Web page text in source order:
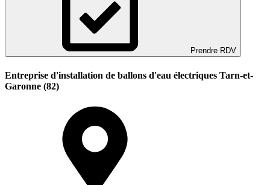
Prendre RDV
Entreprise d'installation de ballons d'eau électriques Tarn-et-
Garonne (82)